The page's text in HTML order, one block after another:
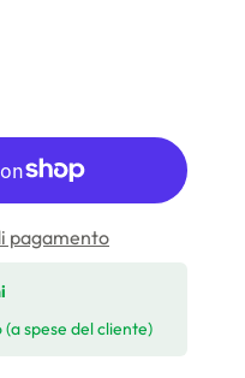
pagamento
spese del cliente)